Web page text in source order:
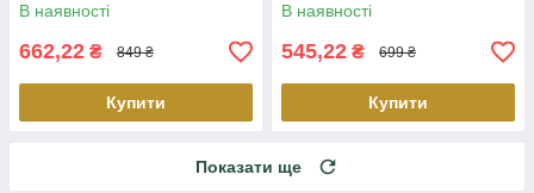
В наявності
662,22 ₴ 849 ₴
Купити
В наявності
545,22 ₴ 699 ₴
Купити
Показати ще